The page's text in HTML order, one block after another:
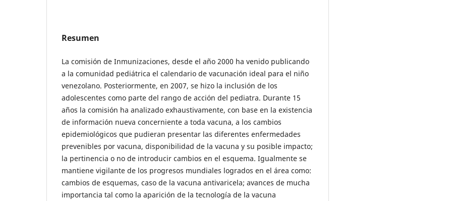
Resumen
La comisión de Inmunizaciones, desde el año 2000 ha venido publicando
a la comunidad pediátrica el calendario de vacunación ideal para el niño
venezolano. Posteriormente, en 2007, se hizo la inclusión de los
adolescentes como parte del rango de acción del pediatra. Durante 15
años la comisión ha analizado exhaustivamente, con base en la existencia
de información nueva concerniente a toda vacuna, a los cambios
epidemiológicos que pudieran presentar las diferentes enfermedades
prevenibles por vacuna, disponibilidad de la vacuna y su posible impacto;
la pertinencia o no de introducir cambios en el esquema. Igualmente se
mantiene vigilante de los progresos mundiales logrados en el área como:
cambios de esquemas, caso de la vacuna antivaricela; avances de mucha
importancia tal como la aparición de la tecnología de la vacuna